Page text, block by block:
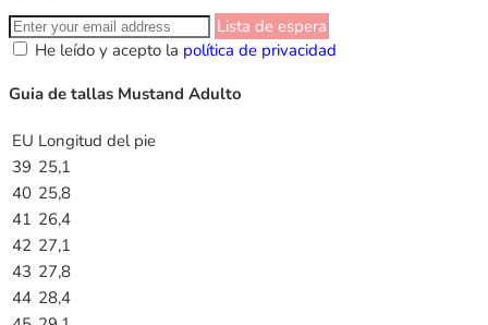
Lista de espera
He leído y acepto la política de privacidad
Guia de tallas Mustand Adulto
EU Longitud del pie
39 25,1
40 25,8
41 26,4
42 27,1
43 27,8
44 28,4